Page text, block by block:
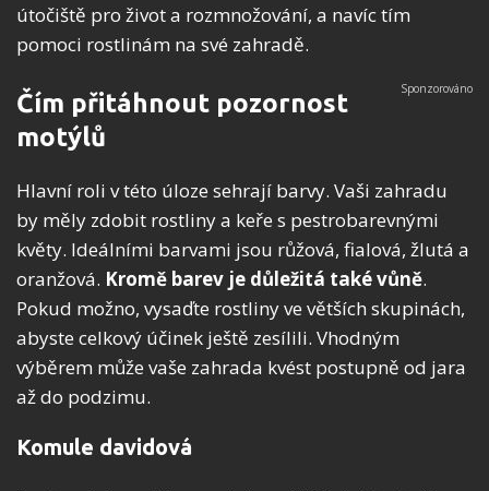
útočiště pro život a rozmnožování, a navíc tím
pomoci rostlinám na své zahradě.
Čím přitáhnout pozornost
motýlů
Hlavní roli v této úloze sehrají barvy. Vaši zahradu
by měly zdobit rostliny a keře s pestrobarevnými
květy. Ideálními barvami jsou růžová, fialová, žlutá a
oranžová. Kromě barev je důležitá také vůně.
Pokud možno, vysaďte rostliny ve větších skupinách,
abyste celkový účinek ještě zesílili. Vhodným
výběrem může vaše zahrada kvést postupně od jara
až do podzimu.
Komule davidová